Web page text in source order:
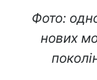
Фото:
нових